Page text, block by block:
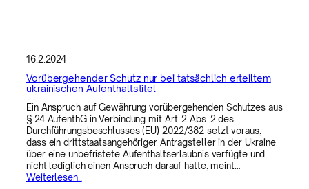
16.2.2024
Vorübergehender Schutz nur bei tatsächlich erteiltem
ukrainischen Aufenthaltstitel
Ein Anspruch auf Gewährung vorübergehenden Schutzes aus
§ 24 AufenthG in Verbindung mit Art. 2 Abs. 2 des
Durchführungsbeschlusses (EU) 2022/382 setzt voraus,
dass ein drittstaatsangehöriger Antragsteller in der Ukraine
über eine unbefristete Aufenthaltserlaubnis verfügte und
nicht lediglich einen Anspruch darauf hatte, meint…
Weiterlesen..